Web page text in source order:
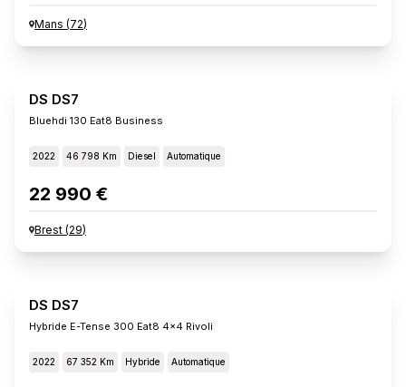
Mans (72)
DS DS7
Bluehdi 130 Eat8 Business
2022 46 798 Km Diesel Automatique
22 990 €
Brest (29)
DS DS7
Hybride E-Tense 300 Eat8 4x4 Rivoli
2022 67 352 Km Hybride Automatique